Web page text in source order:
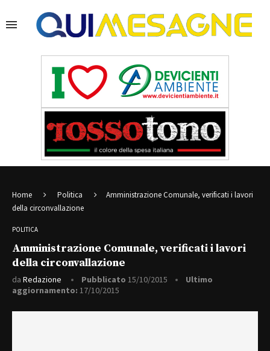
Home Politica
Amministrazione Comunale, verificati i lavori
della circonvallazione
POLITICA
Amministrazione Comunale, verificati i lavori
della circonvallazione
da Redazione Pubblicato 15/10/2015
Ultimo
aggiornamento: 17/10/2015